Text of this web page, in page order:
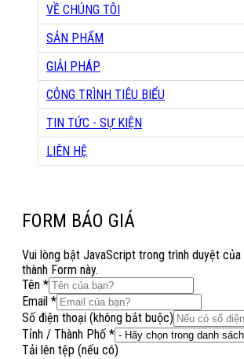
VỀ CHÚNG TÔI
SẢN PHẨM
GIẢI PHÁP
CÔNG TRÌNH TIÊU BIỂU
TIN TỨC - SỰ KIỆN
LIÊN HỆ
FORM BÁO GIÁ
Vui lòng bật JavaScript trong trình duyệt của
thành Form này.
Tên *
Email *
điện
Tên
(nếu
Số điện thoại (không bắt buộc)
Tỉnh / Thành Phố *
Tải lên tệp (nếu có)